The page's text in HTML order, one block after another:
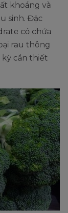
khoáng và
sinh. Đặc
có chứa
rau thông
cần thiết